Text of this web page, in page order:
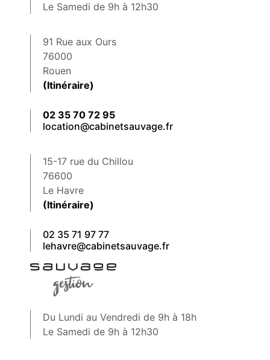
Le Samedi de 9h à 12h30
91 Rue aux Ours
76000
Rouen
(Itinéraire)
02 35 70 72 95
location@cabinetsauvage.fr
15-17 rue du Chillou
76600
Le Havre
(Itinéraire)
02 35 71 97 77
lehavre@cabinetsauvage.fr
Du Lundi au Vendredi de 9h à 18h
Le Samedi de 9h à 12h30